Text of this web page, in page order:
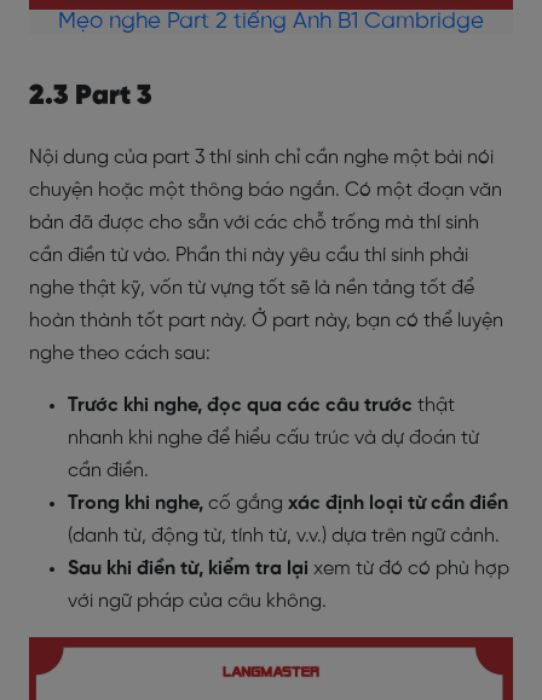
Mẹo nghe Part 2 tiếng Anh B1 Cambridge
2.3 Part 3
Nội dung của part 3 thí sinh chỉ cần nghe một bài nói
chuyện hoặc một thông báo ngắn. Có một đoạn văn
bản đã được cho sẵn với các chỗ trống mà thí sinh
cần điền từ vào. Phần thi này yêu cầu thí sinh phải
nghe thật kỹ, vốn từ vựng tốt sẽ là nền tảng tốt để
hoàn thành tốt part này. Ở part này, bạn có thể luyện
nghe theo cách sau:
Trước khi nghe, đọc qua các câu trước thật
nhanh khi nghe để hiểu cấu trúc và dự đoán từ
cần điền.
Trong khi nghe, cố gắng xác định loại từ cần điền
(danh từ, động từ, tính từ, v.v.) dựa trên ngữ cảnh.
Sau khi điền từ, kiểm tra lại xem từ đó có phù hợp
với ngữ pháp của câu không.